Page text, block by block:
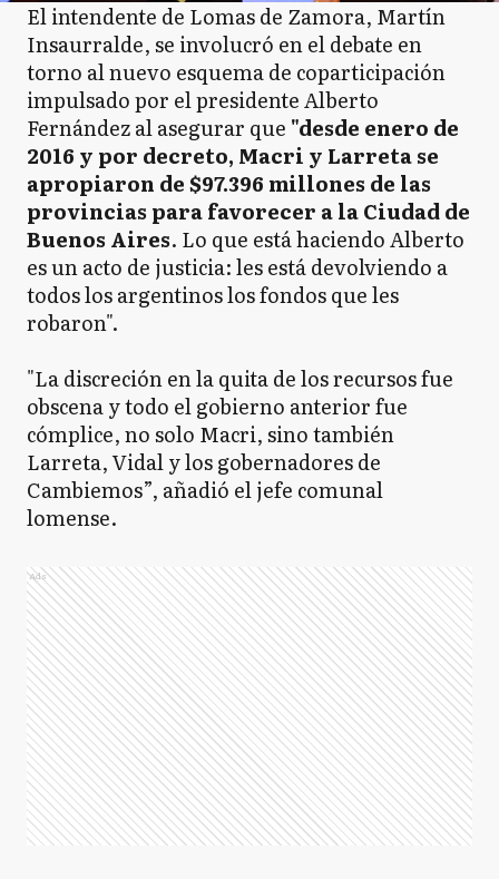
El intendente de Lomas de Zamora, Martín
Insaurralde, se involucró en el debate en
torno al nuevo esquema de coparticipación
impulsado por el presidente Alberto
Fernández al asegurar que "desde enero de
2016 y por decreto, Macri y Larreta se
apropiaron de $97.396 millones de las
provincias para favorecer a la Ciudad de
Buenos Aires. Lo que está haciendo Alberto
es un acto de justicia: les está devolviendo a
todos los argentinos los fondos que les
robaron".
"La discreción en la quita de los recursos fue
obscena y todo el gobierno anterior fue
cómplice, no solo Macri, sino también
Larreta, Vidal y los gobernadores de
Cambiemos”, añadió el jefe comunal
lomense.
Ads